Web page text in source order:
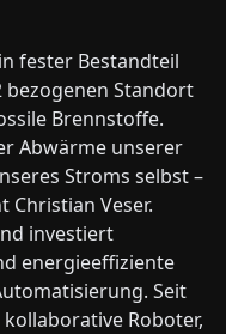
fester Bestandteil
bezogenen Standort
Brennstoffe.
Abwärme unserer
Stroms selbst –
Christian Veser.
investiert
energieeffiziente
Seit
Roboter,